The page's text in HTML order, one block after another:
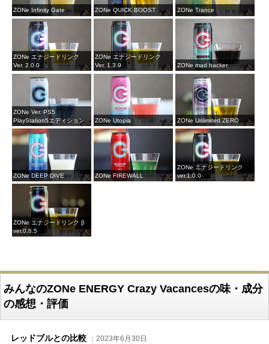
ZONe Infinity Gate ZONe QUICK BOOST ZONe Trance
ZONe エナジードリンク
Ver. 2.0.0
ZONe エナジードリンク
Ver. 1.3.9
ZONe mad hacker
ZONe Ver. PS5
PlayStation5エディション
ZONe Utopia ZONe Unlimited ZERO
ZONe DEEP DIVE ZONe FIREWALL
ZONe エナジードリンク
ver.1.0.0
ZONe エナジードリンク β
ver.0.8.5
みんなのZONe ENERGY Crazy Vacancesの味・成分
の感想・評価
レッドブルとの比較 ：2023年6月30日